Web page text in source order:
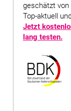
geschätzt von
Top-aktuell
Jetzt
lang testen.